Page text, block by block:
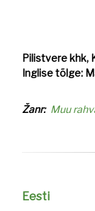
Pilistvere khk,
Inglise tõlge:
Žanr Muu
Eesti